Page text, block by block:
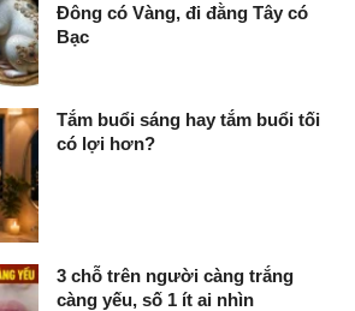
Đông có Vàng, đi đằng Tây có
Bạc
Tắm buổi sáng hay tắm buổi tối
có lợi hơn?
3 chỗ trên người càng trắng
càng yếu, số 1 ít ai nhìn